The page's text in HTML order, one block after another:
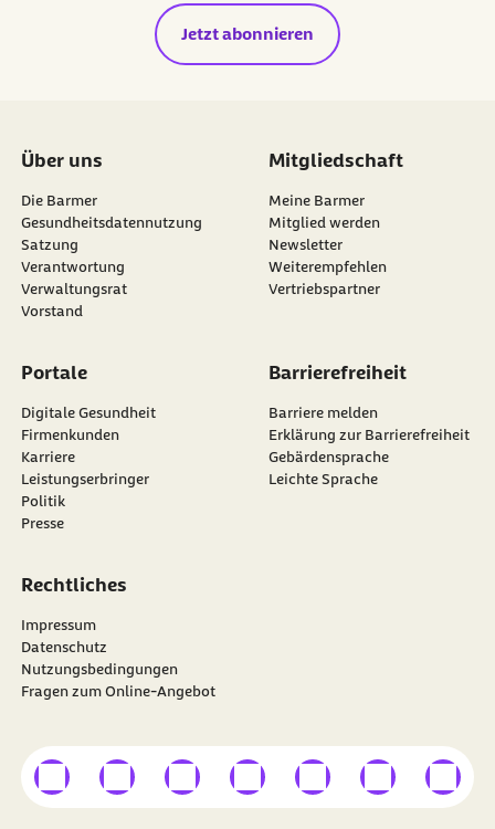
Jetzt abonnieren
Über uns
Die Barmer
Gesundheitsdatennutzung
Satzung
Verantwortung
Verwaltungsrat
Vorstand
Mitgliedschaft
Meine Barmer
Mitglied werden
Newsletter
externer Link:
Weiterempfehlen
Vertriebspartner
Portale
Digitale Gesundheit
Firmenkunden
Karriere
Leistungserbringer
Politik
Presse
Barrierefreiheit
Barriere melden
Erklärung zur Barrierefreiheit
Gebärdensprache
Leichte Sprache
Rechtliches
Impressum
Datenschutz
Nutzungsbedingungen
Fragen zum Online-Angebot
Besuchen Sie dieBARMER auf
externer Linkexterner Linkexterner Linkexterner Linkexterner Linkexterner Link